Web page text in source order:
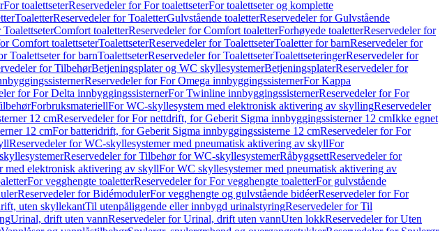
For toalettseterReservedeler for For toalettseterFor toalettseter og komplette
ToaletterReservedeler for ToaletterGulvstående toaletterReservedeler for Gulvstående
Comfort toaletterReservedeler for Comfort toaletterForhøyede toaletterReservedeler for
Comfort toalettseterToalettseterReservedeler for ToalettseterToaletter for barnReservedeler for
Toalettseter for barnToalettseterReservedeler for ToalettseterToalettseteringerReservedeler for
for TilbehørBetjeningsplater og WC skyllesystemerBetjeningsplaterReservedeler for
Reservedeler for For Omega innbyggingssisternerFor Kappa
for For Delta innbyggingssisternerFor Twinline innbyggingssisternerReservedeler for For
ForbruksmateriellFor WC-skyllesystem med elektronisk aktivering av skyllingReservedeler
12 cmReservedeler for For nettdrift, for Geberit Sigma innbyggingssisterner 12 cmIkke egnet
12 cmFor batteridrift, for Geberit Sigma innbyggingssisterne 12 cmReservedeler for For
Reservedeler for WC-skyllesystemer med pneumatisk aktivering av skyllFor
Reservedeler for Tilbehør for WC-skyllesystemerRåbyggsettReservedeler for
med elektronisk aktivering av skyllFor WC skyllesystemer med pneumatisk aktivering av
For vegghengte toaletterReservedeler for For vegghengte toaletterFor gulvstående
Reservedeler for BidémodulerFor vegghengte og gulvstående bidéerReservedeler for For
uten skyllekantTil utenpåliggende eller innbygd urinalstyringReservedeler for Til
Urinal, drift uten vannReservedeler for Urinal, drift uten vannUten lokkReservedeler for Uten